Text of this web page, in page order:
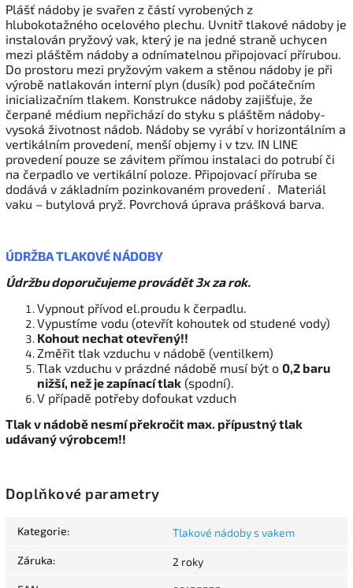
Plášť nádoby je svařen z částí vyrobených z
hlubokotažného ocelového plechu. Uvnitř tlakové nádoby je
instalován pryžový vak, který je na jedné straně uchycen
mezi pláštěm nádoby a odnímatelnou připojovací přírubou.
Do prostoru mezi pryžovým vakem a stěnou nádoby je při
výrobě natlakován interní plyn (dusík) pod počátečním
inicializačním tlakem. Konstrukce nádoby zajišťuje, že
čerpané médium nepřichází do styku s pláštěm nádoby-
vysoká životnost nádob. Nádoby se vyrábí v horizontálním a
vertikálním provedení, menší objemy i v tzv. IN LINE
provedení pouze se závitem přímou instalaci do potrubí či
na čerpadlo ve vertikální poloze. Připojovací příruba se
dodává v základním pozinkovaném provedení . Materiál
vaku – butylová pryž. Povrchová úprava prášková barva.
ÚDRŽBA TLAKOVÉ NÁDOBY
Údržbu doporučujeme provádět 3x za rok.
Vypnout přívod el.proudu k čerpadlu.
Vypustíme vodu (otevřít kohoutek od studené vody)
Kohout nechat otevřený!!
Změřit tlak vzduchu v nádobě (ventilkem)
Tlak vzduchu v prázdné nádobě musí být o 0,2 baru
nižší, než je zapínací tlak (spodní).
V případě potřeby dofoukat vzduch
Tlak v nádobě nesmí překročit max. přípustný tlak
udávaný výrobcem!!
Doplňkové parametry
Kategorie: Tlakové nádoby s vakem
Záruka: 2 roky